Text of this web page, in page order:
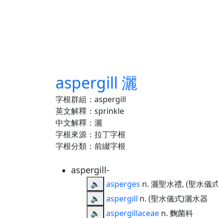
aspergill 灑
字根群組：aspergill
英文解釋：sprinkle
中文解釋：灑
字根來源：拉丁字根
字根分類：前綴字根
aspergill-
🔈 asperges n. 灑聖水禮, (聖水儀
🔈
aspergill n. (聖水儀式)灑水器
🔈
aspergillaceae n. 麴菌科